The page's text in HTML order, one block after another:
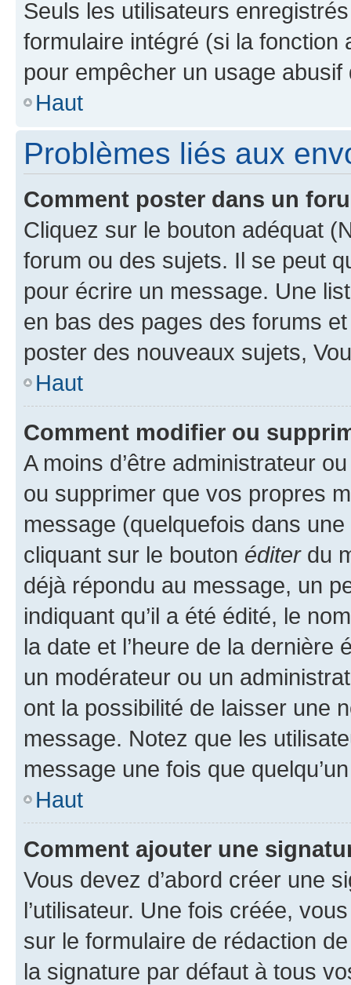
Seuls les utilisateurs
formulaire intégré (si la fonction
pour empêcher un usage
Haut
Problèmes liés aux
Comment poster dans un
Cliquez sur le bouton adéquat
forum ou des sujets. Il se peut
pour écrire un message. Une
en bas des pages des forums
poster des nouveaux sujets,
Haut
Comment modifier ou
A moins d’être administrateur
ou supprimer que vos propres
message (quelquefois dans
cliquant sur le bouton éditerdu
déjà répondu au message, un
indiquant qu’il a été édité, le
la date et l’heure de la dernière
un modérateur ou un
ont la possibilité de laisser une
message. Notez que les
message une fois que
Haut
Comment ajouter une
Vous devez d’abord créer une
l’utilisateur. Une fois créée,
sur le formulaire de rédaction
la signature par défaut à tous